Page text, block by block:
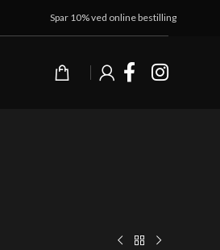
Spar 10% ved online bestilling